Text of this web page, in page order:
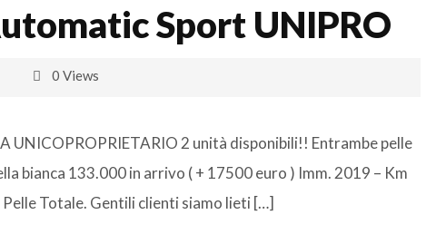
Sport UNIPRO
0 Views
UNICOPROPRIETARIO 2 unità disponibili!! Entrambe pelle
bianca 133.000 in arrivo ( + 17500 euro ) Imm. 2019 – Km
Pelle Totale. Gentili clienti siamo lieti […]